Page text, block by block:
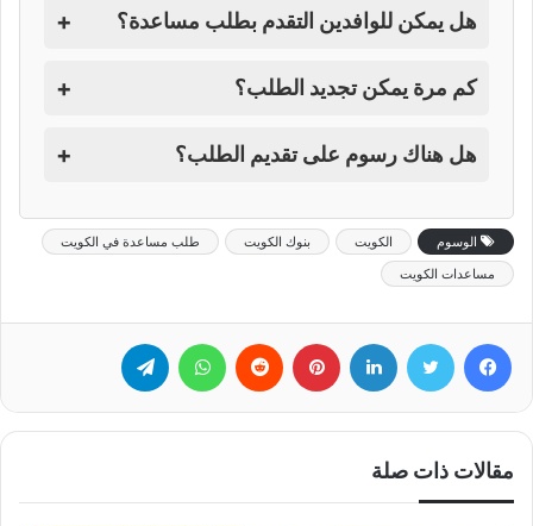
هل يمكن للوافدين التقدم بطلب مساعدة؟ +
كم مرة يمكن تجديد الطلب؟ +
هل هناك رسوم على تقديم الطلب؟ +
الوسوم الكويت بنوك الكويت
طلب مساعدة في الكويت
مساعدات الكويت
مقالات ذات صلة